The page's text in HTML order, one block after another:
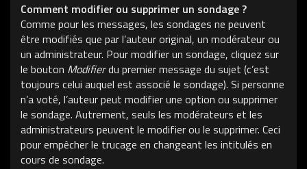
Comment modifier ou supprimer un sondage ?
Comme pour les messages, les sondages ne peuvent
être modifiés que par l’auteur original, un modérateur ou
un administrateur. Pour modifier un sondage, cliquez sur
le bouton Modifierdu premier message du sujet (c’est
toujours celui auquel est associé le sondage). Si personne
n’a voté, l’auteur peut modifier une option ou supprimer
le sondage. Autrement, seuls les modérateurs et les
administrateurs peuvent le modifier ou le supprimer. Ceci
pour empêcher le trucage en changeant les intitulés en
cours de sondage.